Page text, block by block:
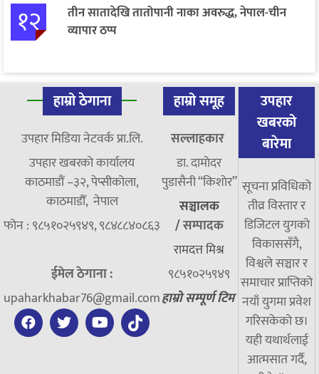
१२
तीन सातादेखि तातोपानी नाका अवरुद्ध, नेपाल-चीन
व्यापार ठप्प
हाम्रो ठेगाना
उपहार मिडिया नेटवर्क प्रा.लि.
उपहार खबरको कार्यालय
काठमाडौं –३२, पेप्सीकोला,
काठमाडौँ, नेपाल
फोन : ९८५१०२५९४९, ९८४८८४०८६३
ईमेल ठेगाना :
upaharkhabar76@gmail.com
हाम्रो समूह
सल्लाहकार
डा. दामाेदर
पुडासैनी “किशाेर”
सञ्चालक
/सम्पादक
रामदत्त मिश्र
९८५१०२५९४९
हाम्रो सम्पूर्ण टिम
उपहार
खबरको
बारेमा
सूचना प्रविधिको
तीव्र विस्तार र
डिजिटल युगको
विकाससँगै,
विश्वले सञ्चार र
समाचार प्राप्तिको
नयाँ युगमा प्रवेश
गरिसकेको छ।
यही यथार्थलाई
आत्मसात गर्दै,